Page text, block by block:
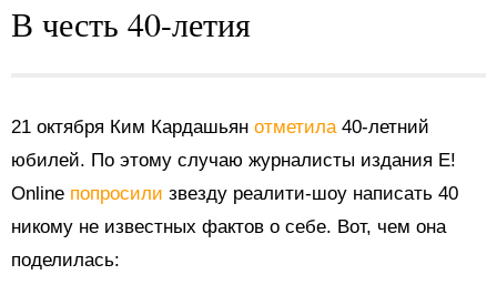
В честь 40-летия
21 октября Ким Кардашьян отметила 40-летний
юбилей. По этому случаю журналисты издания E!
Online попросили звезду реалити-шоу написать 40
никому не известных фактов о себе. Вот, чем она
поделилась: